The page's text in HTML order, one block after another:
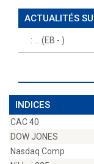
ACTUALITÉS
: (EB - )
INDICES
CAC 40
DOW JONES
Nasdaq Comp